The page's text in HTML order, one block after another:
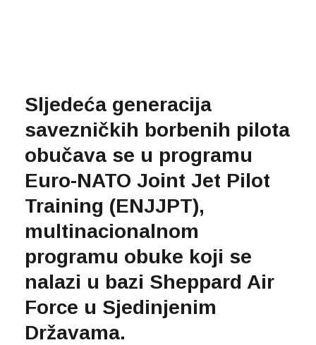
Sljedeća generacija
savezničkih borbenih pilota
obučava se u programu
Euro-NATO Joint Jet Pilot
Training (ENJJPT),
multinacionalnom
programu obuke koji se
nalazi u bazi Sheppard Air
Force u Sjedinjenim
Državama.